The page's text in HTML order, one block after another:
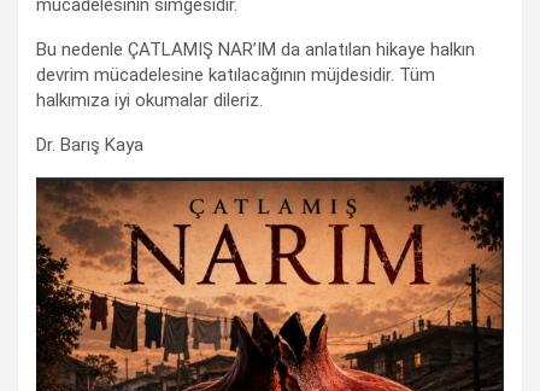
mücadelesinin simgesidir.
Bu nedenle ÇATLAMIŞ NAR’IM da anlatılan hikaye halkın
devrim mücadelesine katılacağının müjdesidir. Tüm
halkımıza iyi okumalar dileriz.
Dr. Barış Kaya